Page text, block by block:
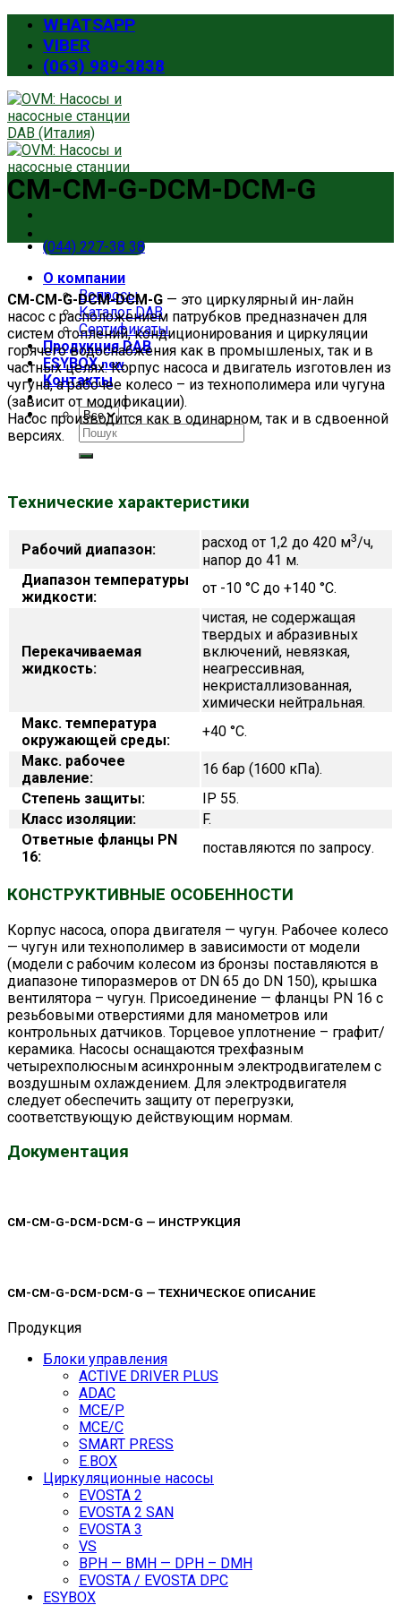
Skip
content
WHATSAPP
VIBER
(063) 989-3838
(044) 227-38 38
О компании
Вопросы
Каталог DAB
Сертификаты
Продукция DAB
ESYBOXnew
Контакты
Искать:
CM-CM-G-DCM-DCM-G
CM-CM-G-DCM-DCM-G — это циркулярный ин-лайн
насос с расположением патрубков предназначен для
систем отоплений, кондиционирования и циркуляции
горячего водоснабжения как в промышленых, так и в
частных целях. Корпус насоса и двигатель изготовлен из
чугуна, а рабочее колесо – из технополимера или чугуна
(зависит от модификации).
Насос производится как в одинарном, так и в сдвоенной
версиях.
Технические характеристики
Рабочий диапазон: расход от 1,2 до 420 м3/ч,
напор до 41 м.
Диапазон температуры
жидкости:
от -10 °C до +140 °C.
Перекачиваемая
жидкость:
чистая, не содержащая
твердых и абразивных
включений, невязкая,
неагрессивная,
некристаллизованная,
химически нейтральная.
Макс. температура
окружающей среды:
+40 °C.
Макс. рабочее
давление:
16 бар (1600 кПа).
Степень защиты:
IP 55.
Класс изоляции:
F.
Ответные фланцы PN
16:
поставляются по запросу.
КОНСТРУКТИВНЫЕ ОСОБЕННОСТИ
Корпус насоса, опора двигателя — чугун. Рабочее колесо
— чугун или технополимер в зависимости от модели
(модели с рабочим колесом из бронзы поставляются в
диапазоне типоразмеров от DN 65 до DN 150), крышка
вентилятора – чугун. Присоединение — фланцы PN 16 с
резьбовыми отверстиями для манометров или
контрольных датчиков. Торцевое уплотнение – графит/
керамика. Насосы оснащаются трехфазным
четырехполюсным асинхронным электродвигателем с
воздушным охлаждением. Для электродвигателя
следует обеспечить защиту от перегрузки,
соответствующую действующим нормам.
Документация
CM-CM-G-DCM-DCM-G — ИНСТРУКЦИЯ
CM-CM-G-DCM-DCM-G — ТЕХНИЧЕСКОЕ ОПИСАНИЕ
Продукция
Блоки управления
ACTIVE DRIVER PLUS
ADAC
MCE/P
MCE/C
SMART PRESS
E.BOX
Циркуляционные насосы
EVOSTA 2
EVOSTA 2 SAN
EVOSTA 3
VS
BPH — BMH — DPH – DMH
EVOSTA / EVOSTA DPC
ESYBOX